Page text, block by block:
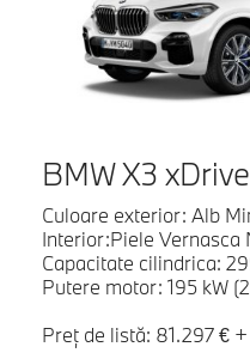
BMW X3
Culoare exterior: Alb
Interior:Piele Vernasca
Capacitate cilindrica:
Putere motor: 195 kW
Preţ de listă: 81.297 €